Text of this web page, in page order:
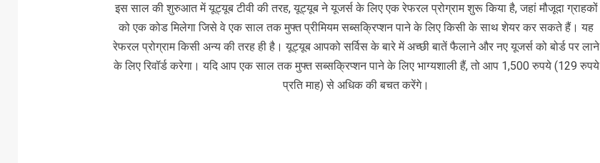
इस साल की शुरुआत में यूट्यूब टीवी की तरह, यूट्यूब ने यूजर्स के लिए एक रेफरल प्रोग्राम शुरू किया है, जहां मौजूदा ग्राहकों
को एक कोड मिलेगा जिसे वे एक साल तक मुफ्त प्रीमियम सब्सक्रिप्शन पाने के लिए किसी के साथ शेयर कर सकते हैं। यह
रेफरल प्रोग्राम किसी अन्य की तरह ही है। यूट्यूब आपको सर्विस के बारे में अच्छी बातें फैलाने और नए यूजर्स को बोर्ड पर लाने
के लिए रिवॉर्ड करेगा। यदि आप एक साल तक मुफ्त सब्सक्रिप्शन पाने के लिए भाग्यशाली हैं, तो आप 1,500 रुपये (129 रुपये
प्रति माह) से अधिक की बचत करेंगे।